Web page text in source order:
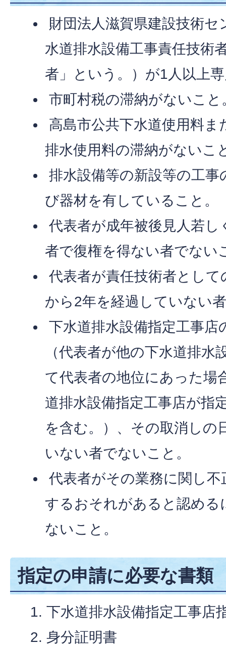
財団法人滋賀県建設技術
水道排水設備工事責任技術
者」という。）が1人以上
市町村税の滞納がないこと
高島市公共下水道使用料ま
排水使用料の滞納がないこ
排水設備等の新設等の工
び器材を有していること。
代表者が成年被後見人若
者で復権を得ない者でない
代表者が責任技術者とし
から2年を経過していない
下水道排水設備指定工事店
（代表者が他の下水道排水
て代表者の地位にあった場
道排水設備指定工事店が指
を含む。）、その取消しの
いない者でないこと。
代表者がその業務に関し
するおそれがあると認める
ないこと。
指定の申請に必要な書類
下水道排水設備指定工事店
身分証明書